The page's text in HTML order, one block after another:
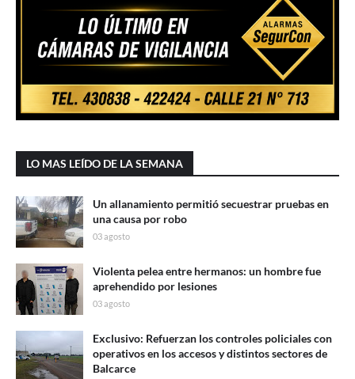
LO MAS LEÍDO DE LA SEMANA
Un allanamiento permitió secuestrar pruebas en
una causa por robo
03 agosto
Violenta pelea entre hermanos: un hombre fue
aprehendido por lesiones
03 agosto
Exclusivo: Refuerzan los controles policiales con
operativos en los accesos y distintos sectores de
Balcarce